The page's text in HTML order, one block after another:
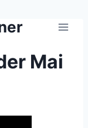
Mai